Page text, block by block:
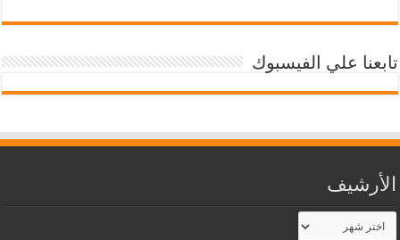
تابعنا علي الفيسبوك
الأرشيف
الأرشيف